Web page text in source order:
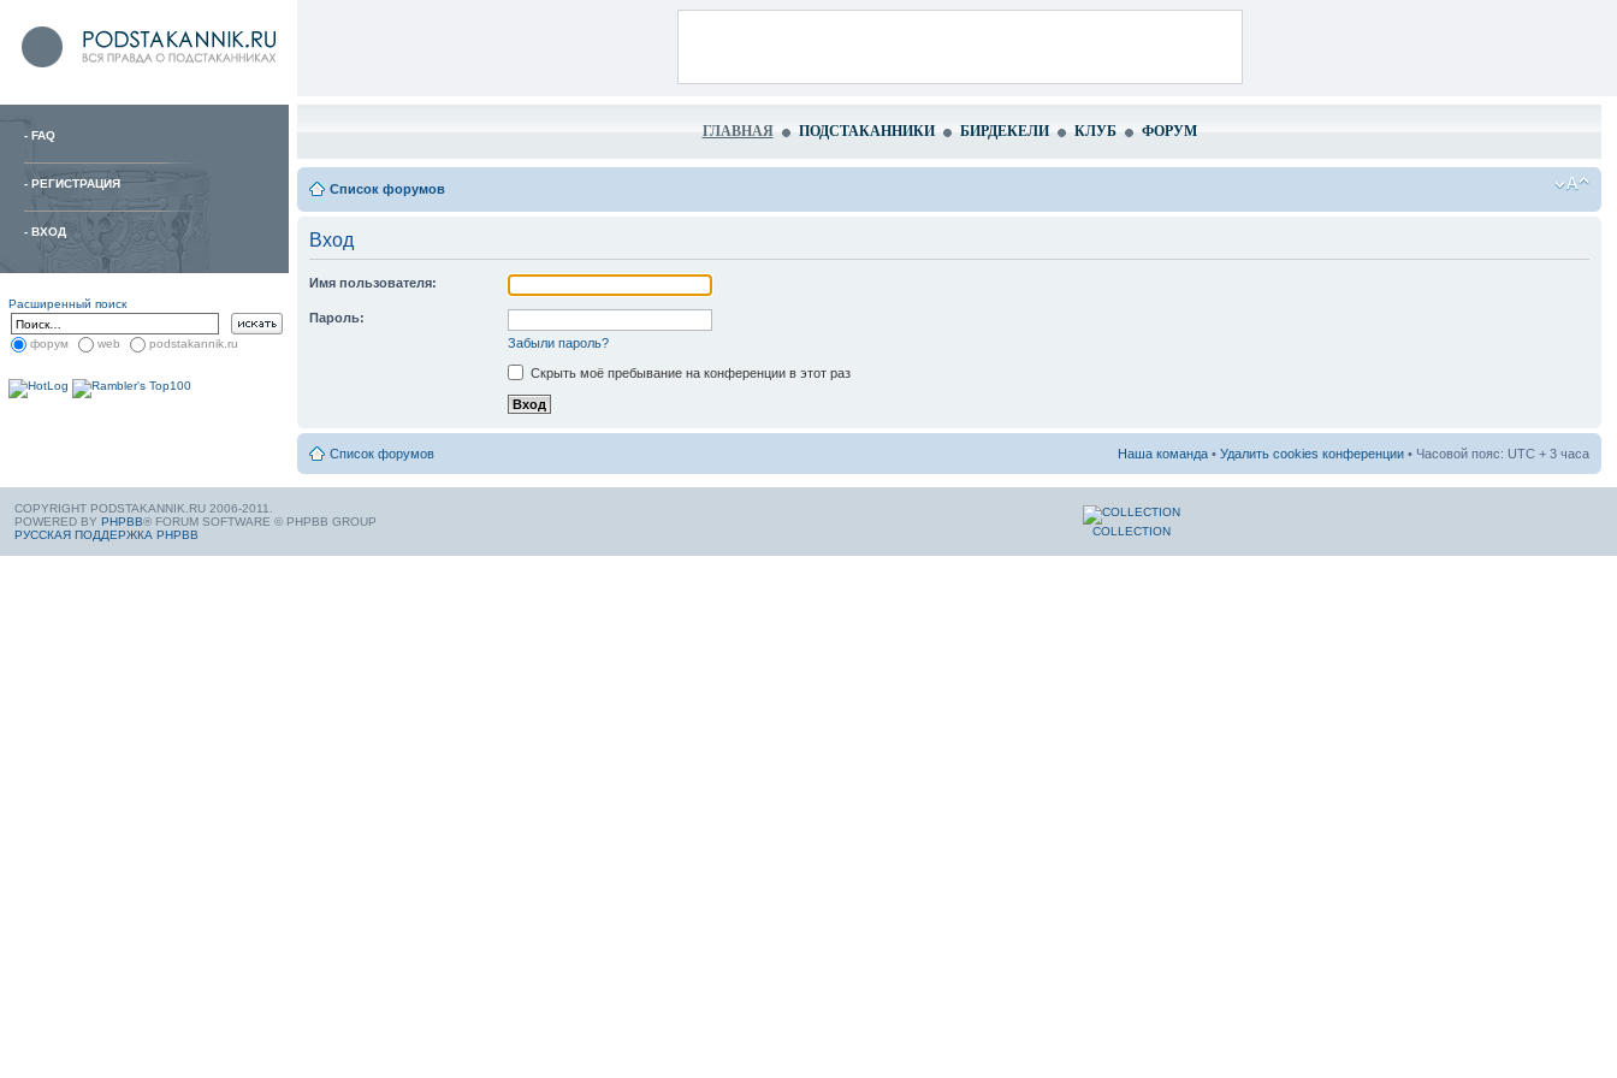
- FAQ
- РЕГИСТРАЦИЯ
- ВХОД
Расширенный поиск
форум web podstakannik.ru
ГЛАВНАЯ ПОДСТАКАННИКИ БИРДЕКЕЛИ КЛУБ ФОРУМ
Список форумов
Вход
Имя пользователя:
Пароль:
Забыли пароль?
Скрыть моё пребывание на конференции в этот раз
Список форумов Наша команда • Удалить cookies конференции • Часовой пояс: UTC + 3 часа
COPYRIGHT PODSTAKANNIK.RU 2006-2011.
POWERED BY PHPBB® FORUM SOFTWARE © PHPBB GROUP
РУССКАЯ ПОДДЕРЖКА PHPBB
COLLECTION